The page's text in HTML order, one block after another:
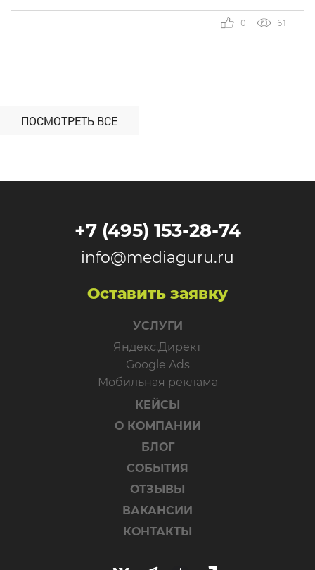
аудитория — офисные сотрудники, которые
планируют празднование своего дня рождения на
61
0
ПОСМОТРЕТЬ ВСЕ
+7 (495) 153-28-74
info@mediaguru.ru
Оставить заявку
УСЛУГИ
Яндекс.Директ
Google Ads
Мобильная реклама
КЕЙСЫ
О КОМПАНИИ
БЛОГ
СОБЫТИЯ
ОТЗЫВЫ
ВАКАНСИИ
КОНТАКТЫ